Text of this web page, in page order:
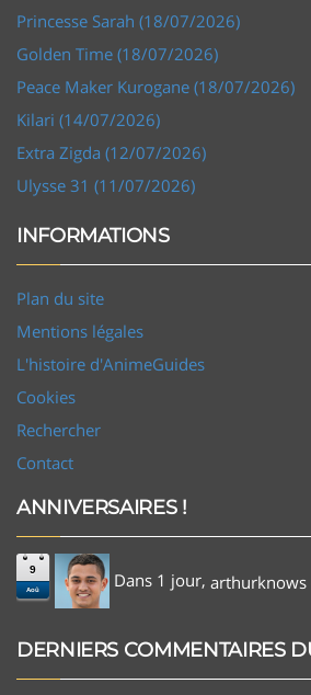
Princesse Sarah (18/07/2026)
Golden Time (18/07/2026)
Peace Maker Kurogane (18/07/2026)
Kilari (14/07/2026)
Extra Zigda (12/07/2026)
Ulysse 31 (11/07/2026)
INFORMATIONS
Plan du site
Mentions légales
L'histoire d'AnimeGuides
Cookies
Rechercher
Contact
ANNIVERSAIRES !
9
Aoû Dans 1 jour, arthurknows
DERNIERS COMMENTAIRES